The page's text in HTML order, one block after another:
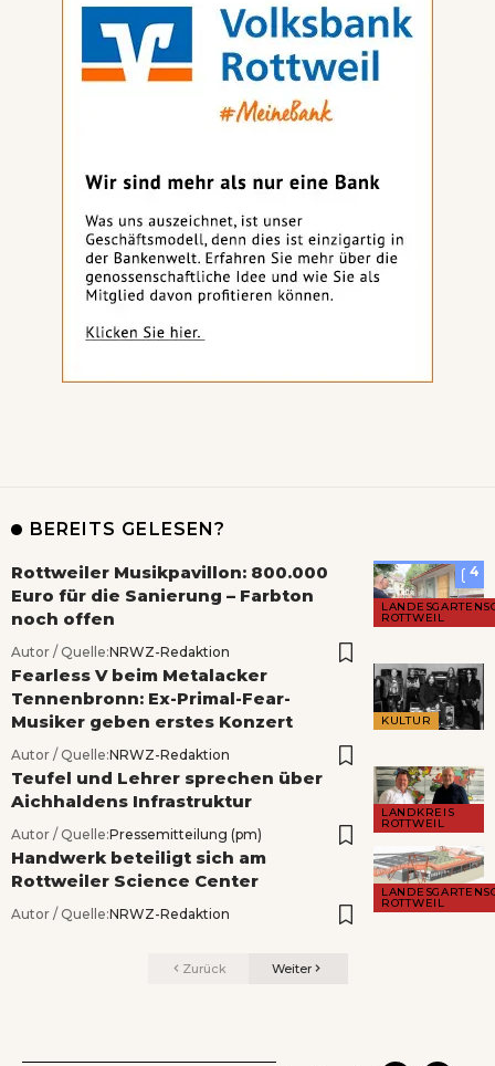
BEREITS GELESEN?
4
ROTTWEIL
Rottweiler Musikpavillon: 800.000
Euro für die Sanierung – Farbton
noch offen
Autor / Quelle:NRWZ-Redaktion
KULTUR
Fearless V beim Metalacker
Tennenbronn: Ex-Primal-Fear-
Musiker geben erstes Konzert
Autor / Quelle:NRWZ-Redaktion
LANDKREIS
ROTTWEIL
Teufel und Lehrer sprechen über
Aichhaldens Infrastruktur
Autor / Quelle:Pressemitteilung (pm)
ROTTWEIL
Handwerk beteiligt sich am
Rottweiler Science Center
Autor / Quelle:NRWZ-Redaktion
Zurück Weiter